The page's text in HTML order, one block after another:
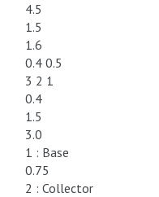
4.5
1.5
1.6
0.4 0.5
3 2 1
0.4
1.5
3.0
1 : Base
0.75
2 : Collector